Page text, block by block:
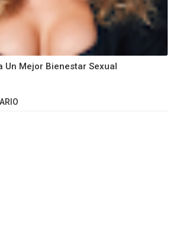
Un Mejor Bienestar Sexual